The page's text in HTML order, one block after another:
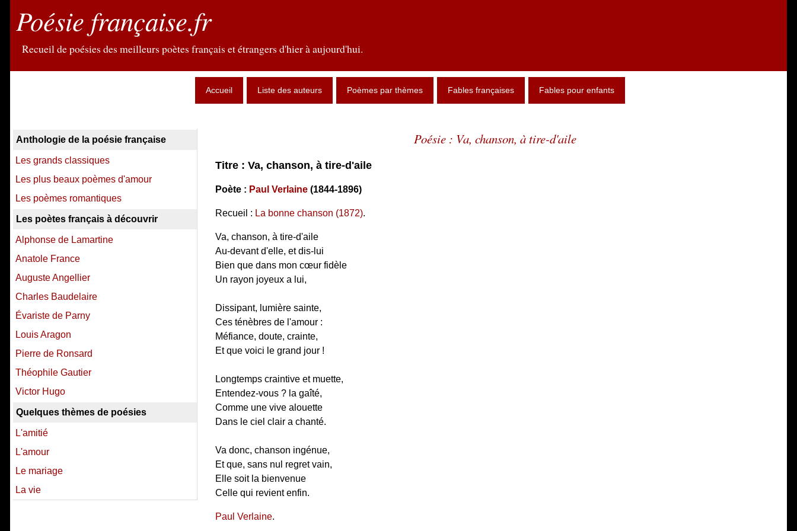
Poésie française.fr
Recueil de poésies des meilleurs poètes français et étrangers d'hier à aujourd'hui.
Accueil Liste des auteurs Poèmes par thèmes Fables françaises Fables pour enfants
Poésie : Va, chanson, à tire-d'aile
Titre : Va, chanson, à tire-d'aile
Poète : Paul Verlaine (1844-1896)
Recueil : La bonne chanson (1872).
Va, chanson, à tire-d'aile
Au-devant d'elle, et dis-lui
Bien que dans mon cœur fidèle
Un rayon joyeux a lui,
Dissipant, lumière sainte,
Ces ténèbres de l'amour :
Méfiance, doute, crainte,
Et que voici le grand jour !
Longtemps craintive et muette,
Entendez-vous ? la gaîté,
Comme une vive alouette
Dans le ciel clair a chanté.
Va donc, chanson ingénue,
Et que, sans nul regret vain,
Elle soit la bienvenue
Celle qui revient enfin.
Paul Verlaine.
Anthologie de la poésie française
Les grands classiques
Les plus beaux poèmes d'amour
Les poèmes romantiques
Les poètes français à découvrir
Alphonse de Lamartine
Anatole France
Auguste Angellier
Charles Baudelaire
Évariste de Parny
Louis Aragon
Pierre de Ronsard
Théophile Gautier
Victor Hugo
Quelques thèmes de poésies
L'amitié
L'amour
Le mariage
La vie